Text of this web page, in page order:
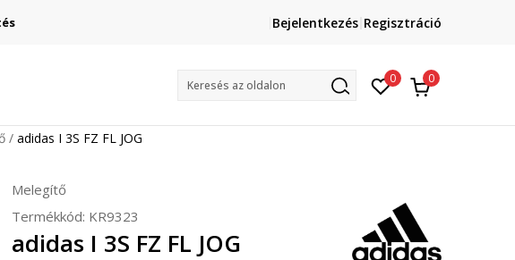
Lépj velünk kapcsolatba
online@sport-vision.huBejelentkezés Regisztráció
Keresés az oldalon 0 0
adidas I 3S FZ FL JOG
Melegítő
Termékkód: KR9323
adidas I 3S FZ FL JOG